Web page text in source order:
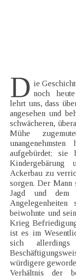
D ie
noch
lehrt uns, dass
angesehen und
schwächeren,
Mühe
aufgebürdet; sie
Ackerbau zu
sorgen. Der Mann
Jagd und dem
beiwohnte und
Krieg
ist es im
sich
würdigere
Verhältnis der